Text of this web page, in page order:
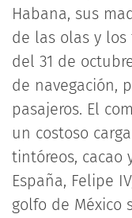
Habana, sus
de las olas y los
del 31 de
de navegación,
pasajeros. El
un costoso
tintóreos, cacao
España, Felipe
golfo de México